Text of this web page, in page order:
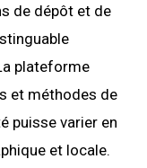
de dépôt et de
plateforme
et méthodes de
puisse varier en
et locale.